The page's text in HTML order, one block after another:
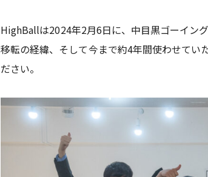
HighBallは2024年2月6日に、中目黒ゴーイン
移転の経緯⁨⁩、そして今まで約4年間使わせてい
ださい。